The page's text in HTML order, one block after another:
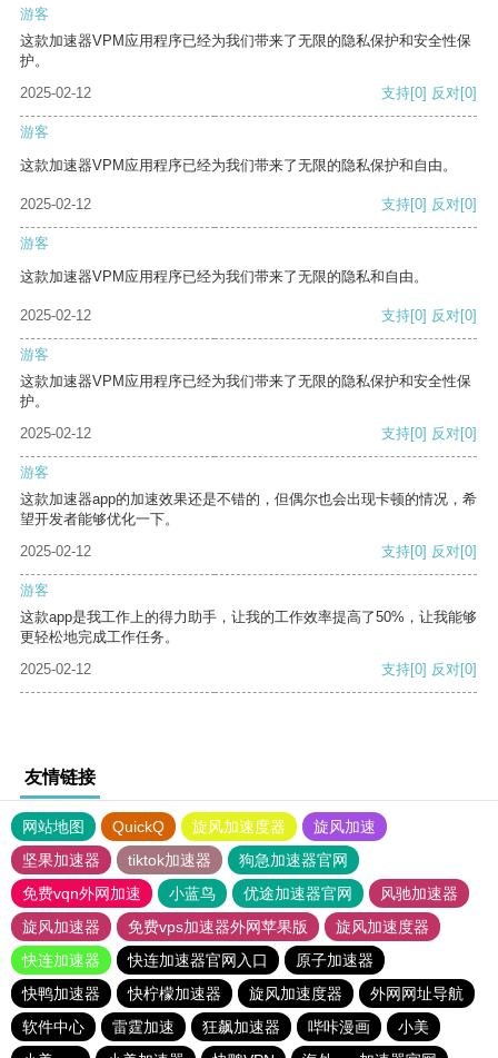
游客
这款加速器VPM应用程序已经为我们带来了无限的隐私保护和安全性保
护。
2025-02-12
支持[0] 反对[0]
游客
这款加速器VPM应用程序已经为我们带来了无限的隐私保护和自由。
2025-02-12 支持[0] 反对[0]
游客
这款加速器VPM应用程序已经为我们带来了无限的隐私和自由。
2025-02-12 支持[0] 反对[0]
游客
这款加速器VPM应用程序已经为我们带来了无限的隐私保护和安全性保
护。
2025-02-12
支持[0] 反对[0]
游客
这款加速器app的加速效果还是不错的，但偶尔也会出现卡顿的情况，希
望开发者能够优化一下。
2025-02-12
支持[0] 反对[0]
游客
这款app是我工作上的得力助手，让我的工作效率提高了50%，让我能够
更轻松地完成工作任务。
2025-02-12
支持[0] 反对[0]
友情链接
网站地图 QuickQ 旋风加速度器
旋风加速
坚果加速器
tiktok加速器
狗急加速器官网
免费vqn外网加速
小蓝鸟 优途加速器官网
风驰加速器
旋风加速器
免费vps加速器外网苹果版
旋风加速度器
快连加速器
快连加速器官网入口
原子加速器
快鸭加速器
快柠檬加速器 旋风加速度器
外网网址导航
软件中心
雷霆加速 狂飙加速器 哔咔漫画
小美